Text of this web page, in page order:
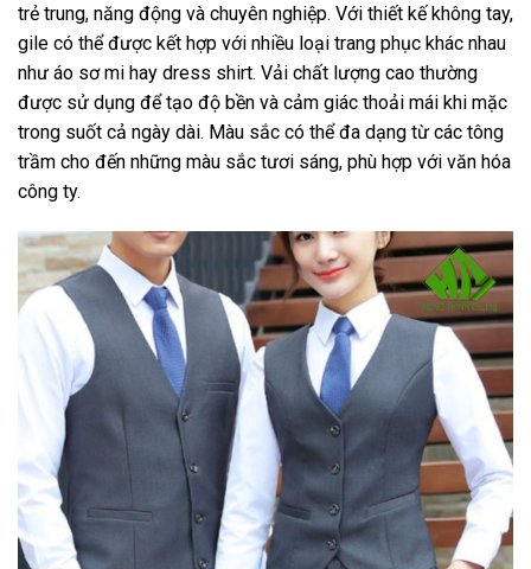
trẻ trung, năng động và chuyên nghiệp. Với thiết kế không tay,
gile có thể được kết hợp với nhiều loại trang phục khác nhau
như áo sơ mi hay dress shirt. Vải chất lượng cao thường
được sử dụng để tạo độ bền và cảm giác thoải mái khi mặc
trong suốt cả ngày dài. Màu sắc có thể đa dạng từ các tông
trầm cho đến những màu sắc tươi sáng, phù hợp với văn hóa
công ty.